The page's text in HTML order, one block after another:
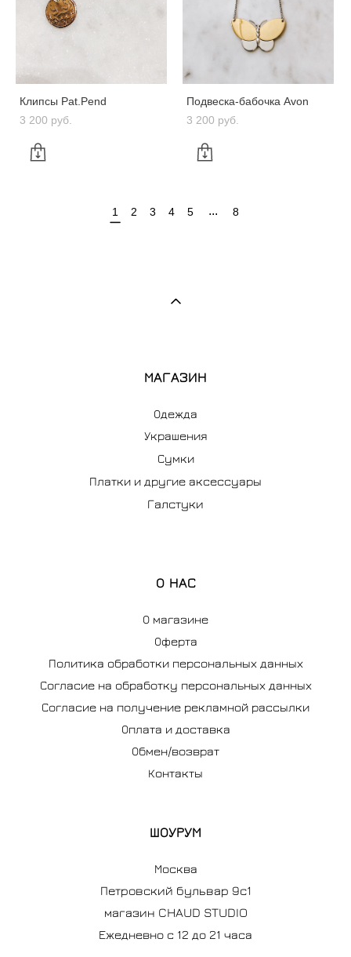
Клипсы Pat.Pend
3 200 pуб.
Подвеска-бабочка Avon
3 200 pуб.
1 2 3 4 5 ... 8
МАГАЗИН
Одежда
Украшения
Сумки
Платки и другие аксессуары
Галстуки
О НАС
О магазине
Оферта
Политика обработки персональных данных
Согласие на обработку персональных данных
Согласие на получение рекламной рассылки
Оплата и доставка
Обмен/возврат
Контакты
ШОУРУМ
Москва
Петровский бульвар 9с1
магазин CHAUD STUDIO
Ежедневно с 12 до 21 часа